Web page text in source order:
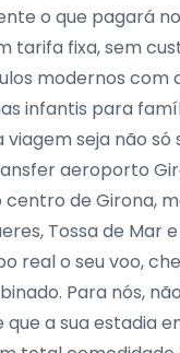
o que pagará
tarifa fixa, sem
modernos
infantis para
seja não
aeroporto
de Girona,
Tossa de Mar
real o seu voo,
Para nós,
a sua estadia